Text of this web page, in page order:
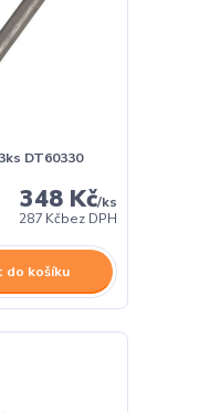
DT60330
348 Kč/ks
287 Kčbez DPH
do košíku